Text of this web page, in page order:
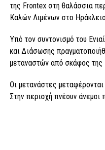
της Frontex στη θαλάσσια
Καλών Λιμένων στο
Υπό τον συντονισμό του
και Διάσωσης
μεταναστών από σκάφος της
Οι μετανάστες
Στην περιοχή πνέουν άνεμοι